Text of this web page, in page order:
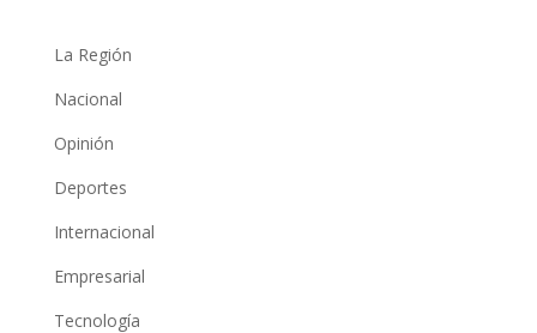
La Región
Nacional
Opinión
Deportes
Internacional
Empresarial
Tecnología